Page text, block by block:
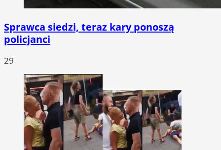
Sprawca siedzi, teraz kary ponoszą
policjanci
29